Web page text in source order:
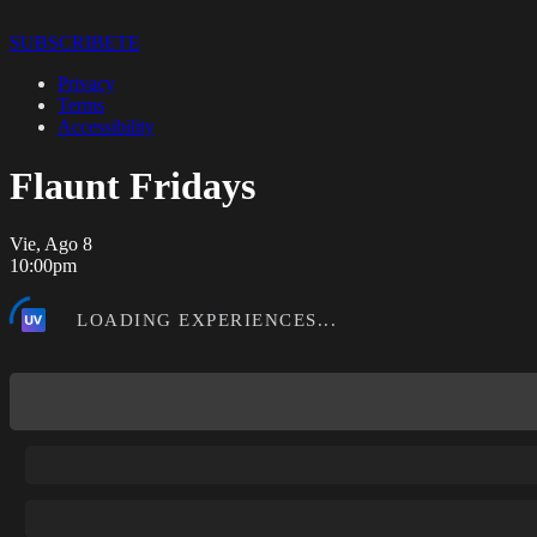
SUBSCRIBETE
Privacy
Terms
Accessibility
Flaunt Fridays
Vie, Ago 8
10:00pm
LOADING EXPERIENCES...